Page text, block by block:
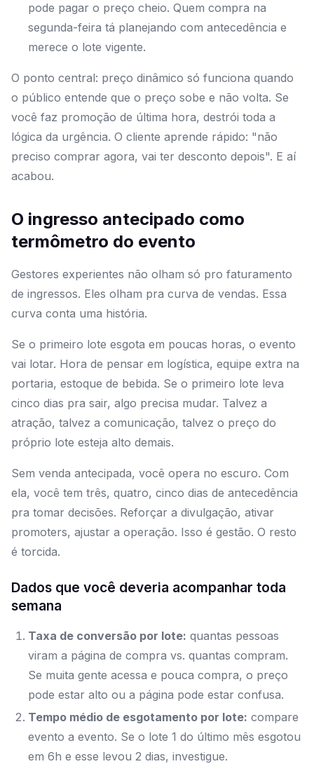
pode pagar o preço cheio. Quem compra na
segunda-feira tá planejando com antecedência e
merece o lote vigente.
O ponto central: preço dinâmico só funciona quando
o público entende que o preço sobe e não volta. Se
você faz promoção de última hora, destrói toda a
lógica da urgência. O cliente aprende rápido: "não
preciso comprar agora, vai ter desconto depois". E aí
acabou.
O ingresso antecipado como
termômetro do evento
Gestores experientes não olham só pro faturamento
de ingressos. Eles olham pra curva de vendas. Essa
curva conta uma história.
Se o primeiro lote esgota em poucas horas, o evento
vai lotar. Hora de pensar em logística, equipe extra na
portaria, estoque de bebida. Se o primeiro lote leva
cinco dias pra sair, algo precisa mudar. Talvez a
atração, talvez a comunicação, talvez o preço do
próprio lote esteja alto demais.
Sem venda antecipada, você opera no escuro. Com
ela, você tem três, quatro, cinco dias de antecedência
pra tomar decisões. Reforçar a divulgação, ativar
promoters, ajustar a operação. Isso é gestão. O resto
é torcida.
Dados que você deveria acompanhar toda
semana
Taxa de conversão por lote: quantas pessoas
viram a página de compra vs. quantas compram.
Se muita gente acessa e pouca compra, o preço
pode estar alto ou a página pode estar confusa.
Tempo médio de esgotamento por lote: compare
evento a evento. Se o lote 1 do último mês esgotou
em 6h e esse levou 2 dias, investigue.